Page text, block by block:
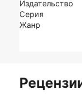
Издательство
Серия
Жанр